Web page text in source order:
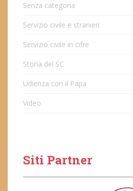
Senza categoria
Servizio civile e stranieri
Servizio civile in cifre
Storia del SC
Udienza con il Papa
Video
Siti Partner